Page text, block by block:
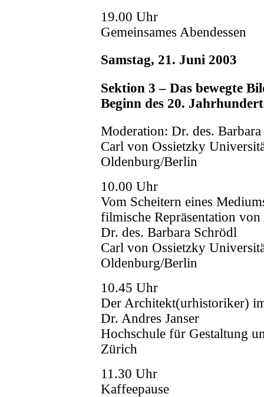
19.00 Uhr
Gemeinsames Abendessen
Samstag, 21. Juni 2003
Sektion 3 – Das bewegte
Beginn des 20.
Moderation: Dr. des.
Carl von Ossietzky
Oldenburg/Berlin
10.00 Uhr
Vom Scheitern eines
filmische Repräsentation
Dr. des. Barbara Schrödl
Carl von Ossietzky
Oldenburg/Berlin
10.45 Uhr
Der Architekt(urhistoriker)
Dr. Andres Janser
Hochschule für Gestaltung
Zürich
11.30 Uhr
Kaffeepause